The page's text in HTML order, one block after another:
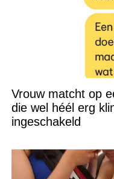
Vrouw matcht op
die wel héél erg
ingeschakeld